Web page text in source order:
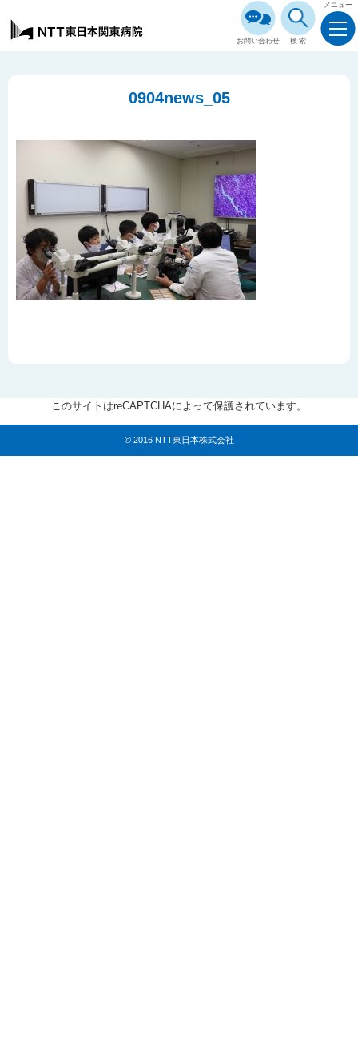
お問い合わせ 検索
メニュー
0904news_05
このサイトはreCAPTCHAによって保護されています。
© 2016 NTT東日本株式会社